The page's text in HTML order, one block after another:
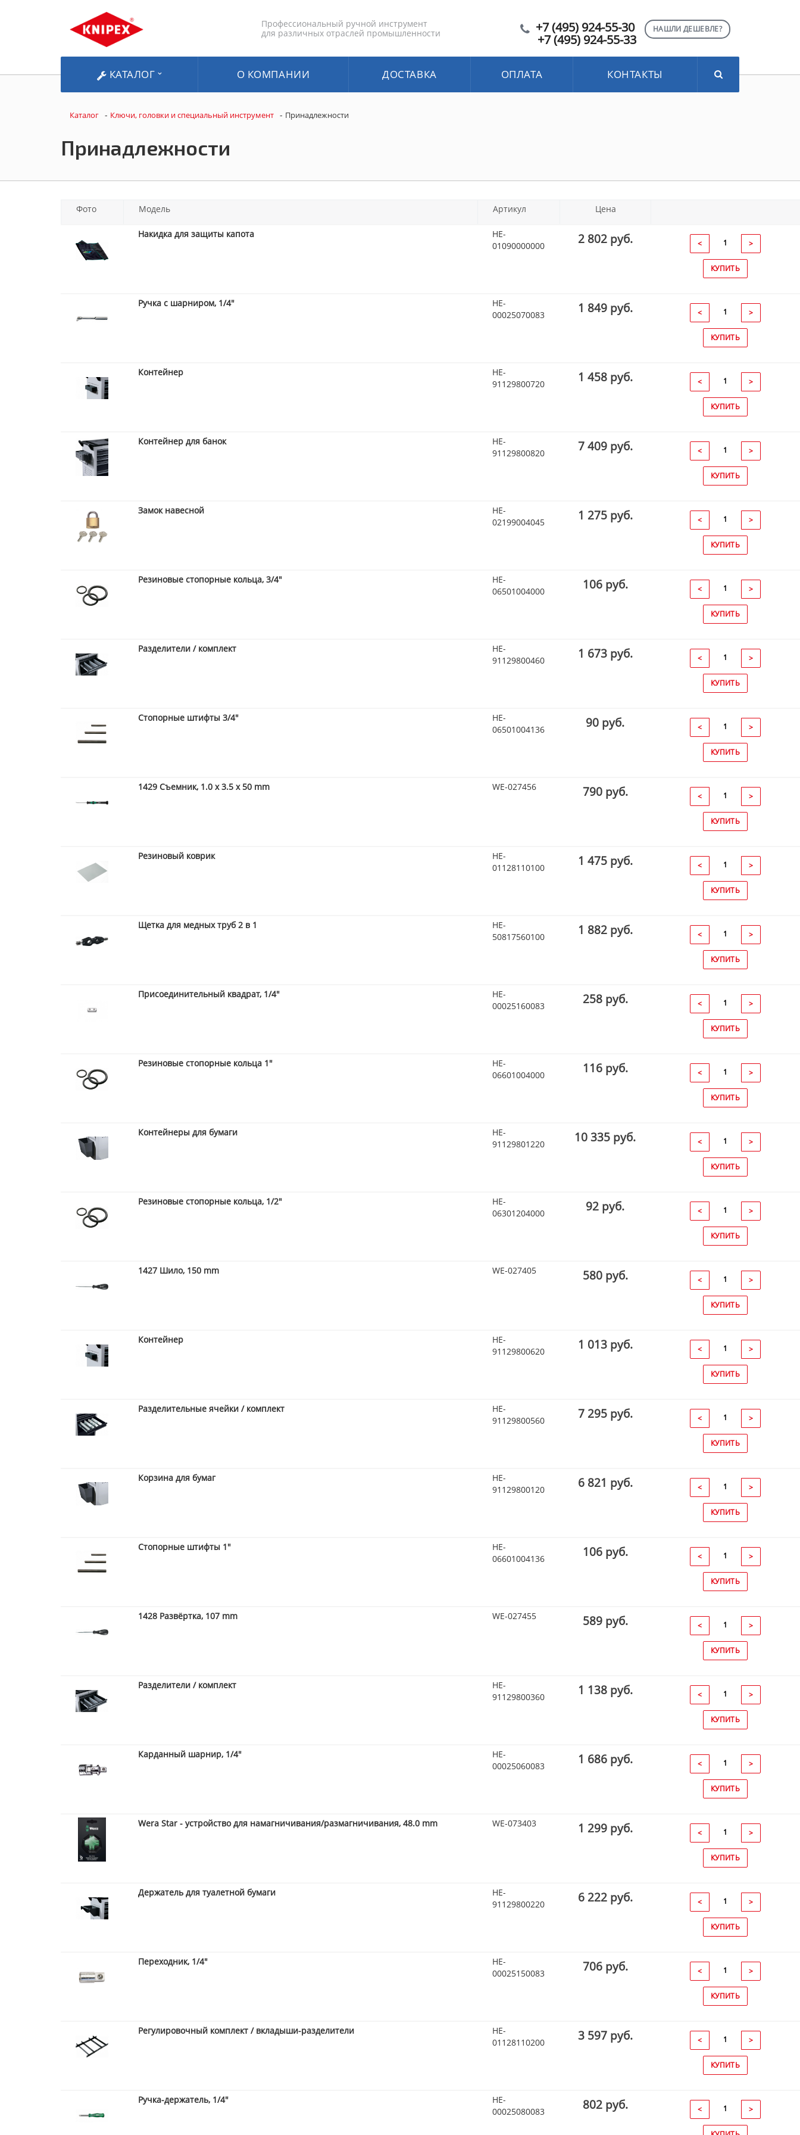
Профессиональный ручной инструмент
для различных отраслей промышленности
НАШЛИ ДЕШЕВЛЕ?
+7 (495) 924-55-30
+7 (495) 924-55-33
КАТАЛОГ О КОМПАНИИ ДОСТАВКА ОПЛАТА КОНТАКТЫ
Каталог - Ключи, головки и специальный инструмент - Принадлежности
Принадлежности
Фото Модель Артикул Цена
Накидка для защиты капота
HE-
01090000000
2 802 руб. < >
КУПИТЬ
Ручка с шарниром, 1/4"
HE-
00025070083
1 849 руб. < >
КУПИТЬ
Контейнер
HE-
91129800720
1 458 руб. < >
КУПИТЬ
Контейнер для банок
HE-
91129800820
7 409 руб. < >
КУПИТЬ
Замок навесной
HE-
02199004045
1 275 руб. < >
КУПИТЬ
Резиновые стопорные кольца, 3/4"
HE-
06501004000
106 руб. < >
КУПИТЬ
Разделители / комплект
HE-
91129800460
1 673 руб. < >
КУПИТЬ
Стопорные штифты 3/4"
HE-
06501004136
90 руб. < >
КУПИТЬ
1429 Съемник, 1.0 x 3.5 x 50 mm WE-027456 790 руб. < >
КУПИТЬ
Резиновый коврик
HE-
01128110100
1 475 руб. < >
КУПИТЬ
Щетка для медных труб 2 в 1
HE-
50817560100
1 882 руб. < >
КУПИТЬ
Присоединительный квадрат, 1/4"
HE-
00025160083
258 руб. < >
КУПИТЬ
Резиновые стопорные кольца 1"
HE-
06601004000
116 руб. < >
КУПИТЬ
Контейнеры для бумаги
HE-
91129801220
10 335 руб. < >
КУПИТЬ
Резиновые стопорные кольца, 1/2"
HE-
06301204000
92 руб. < >
КУПИТЬ
1427 Шило, 150 mm WE-027405 580 руб. < >
КУПИТЬ
Контейнер
HE-
91129800620
1 013 руб. < >
КУПИТЬ
Разделительные ячейки / комплект
HE-
91129800560
7 295 руб. < >
КУПИТЬ
Корзина для бумаг
HE-
91129800120
6 821 руб. < >
КУПИТЬ
Стопорные штифты 1"
HE-
06601004136
106 руб. < >
КУПИТЬ
1428 Развёртка, 107 mm WE-027455 589 руб. < >
КУПИТЬ
Разделители / комплект
HE-
91129800360
1 138 руб. < >
КУПИТЬ
Карданный шарнир, 1/4"
HE-
00025060083
1 686 руб. < >
КУПИТЬ
Wera Star - устройство для намагничивания/размагничивания, 48.0 mm WE-073403 1 299 руб. < >
КУПИТЬ
Держатель для туалетной бумаги
HE-
91129800220
6 222 руб. < >
КУПИТЬ
Переходник, 1/4"
HE-
00025150083
706 руб. < >
КУПИТЬ
Регулировочный комплект / вкладыши-разделители
HE-
01128110200
3 597 руб. < >
КУПИТЬ
Ручка-держатель, 1/4"
HE-
00025080083
802 руб. < >